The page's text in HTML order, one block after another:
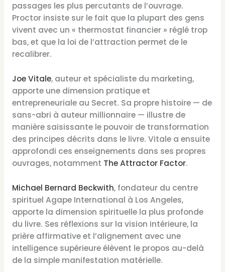
passages les plus percutants de l’ouvrage.
Proctor insiste sur le fait que la plupart des gens
vivent avec un « thermostat financier » réglé trop
bas, et que la loi de l’attraction permet de le
recalibrer.
Joe Vitale, auteur et spécialiste du marketing,
apporte une dimension pratique et
entrepreneuriale au Secret. Sa propre histoire — de
sans-abri à auteur millionnaire — illustre de
manière saisissante le pouvoir de transformation
des principes décrits dans le livre. Vitale a ensuite
approfondi ces enseignements dans ses propres
ouvrages, notamment The Attractor Factor.
Michael Bernard Beckwith, fondateur du centre
spirituel Agape International à Los Angeles,
apporte la dimension spirituelle la plus profonde
du livre. Ses réflexions sur la vision intérieure, la
prière affirmative et l’alignement avec une
intelligence supérieure élèvent le propos au-delà
de la simple manifestation matérielle.